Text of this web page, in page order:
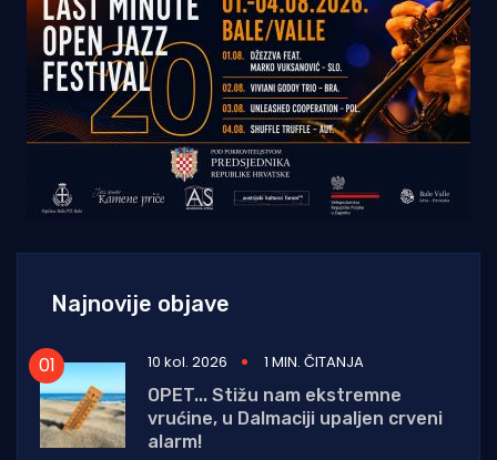
Najnovije objave
10 kol. 2026
1 MIN. ČITANJA
OPET... Stižu nam ekstremne
vrućine, u Dalmaciji upaljen crveni
alarm!